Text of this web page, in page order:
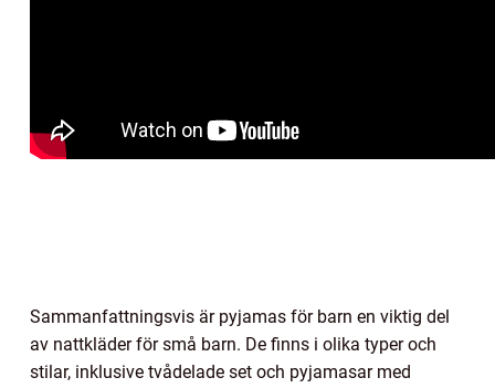
Sammanfattningsvis är pyjamas för barn en viktig del
av nattkläder för små barn. De finns i olika typer och
stilar, inklusive tvådelade set och pyjamasar med